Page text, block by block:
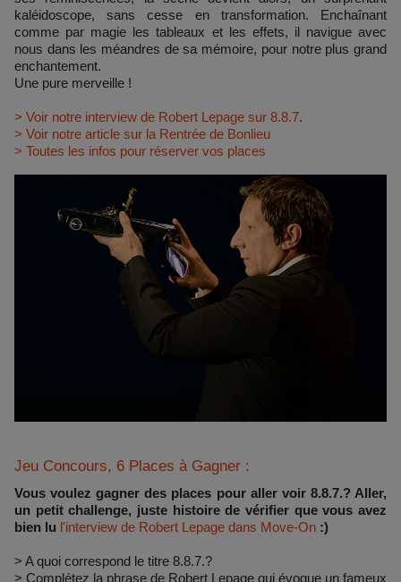
kaléidoscope, sans cesse en transformation. Enchaînant
comme par magie les tableaux et les effets, il navigue avec
nous dans les méandres de sa mémoire, pour notre plus grand
enchantement.
Une pure merveille !
> Voir notre interview de Robert Lepage sur 8.8.7.
> Voir notre article sur la Rentrée de Bonlieu
> Toutes les infos pour réserver vos places
Jeu Concours, 6 Places à Gagner :
Vous voulez gagner des places pour aller voir 8.8.7.? Aller,
un petit challenge, juste histoire de vérifier que vous avez
bien lu l'interview de Robert Lepage dans Move-On :)
> A quoi correspond le titre 8.8.7.?
> Complétez la phrase de Robert Lepage qui évoque un fameux